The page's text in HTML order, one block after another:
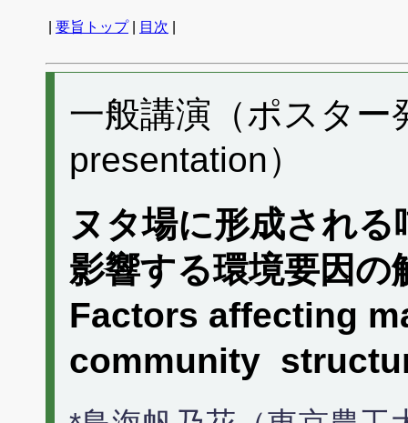
要旨トップ| 目次
一般講演（ポスタ
presentation）
ヌタ場に形成され
影響する環境要因の
Factors affecting
community